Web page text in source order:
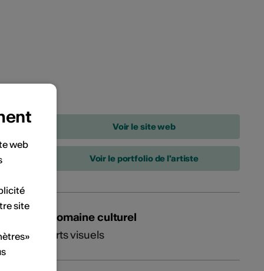
Voir le portfolio de l'artiste
Domaine culturel
Arts visuels
web
site